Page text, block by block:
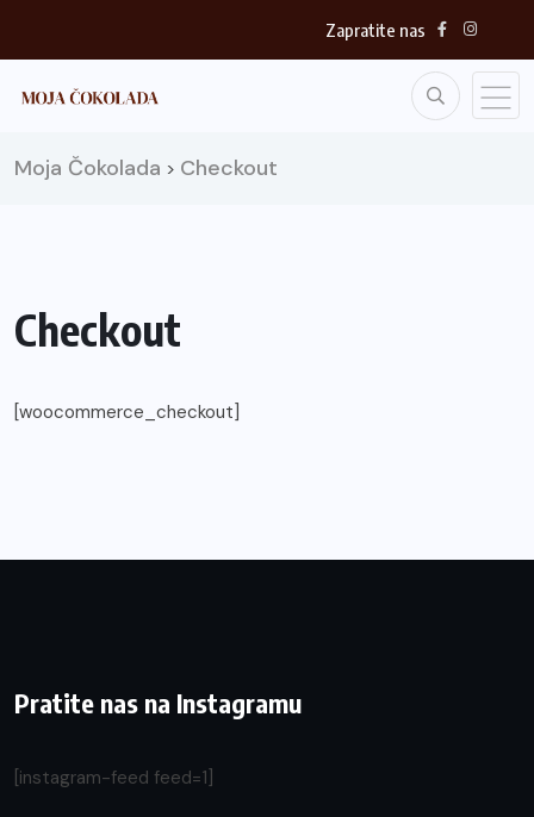
Zapratite nas
Moja Čokolada > Checkout
Checkout
[woocommerce_checkout]
Pratite nas na Instagramu
[instagram-feed feed=1]